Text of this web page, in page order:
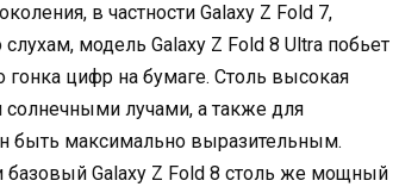
в частности Galaxy Z Fold 7,
модель Galaxy Z Fold 8 Ultra побьет
гонка цифр на бумаге. Столь высокая
лучами, а также для
быть максимально выразительным.
базовый Galaxy Z Fold 8 столь же мощный